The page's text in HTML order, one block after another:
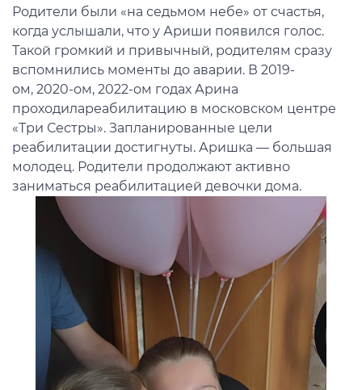
Родители были «на седьмом небе» от счастья,
когда услышали, что у Ариши появился голос.
Такой громкий и привычный, родителям сразу
вспомнились моменты до аварии. В 2019-
ом, 2020-ом, 2022-ом годах Арина
проходилареабилитацию в московском центре
«Три Сестры». Запланированные цели
реабилитации достигнуты. Аришка — большая
молодец. Родители продолжают активно
заниматься реабилитацией девочки дома.